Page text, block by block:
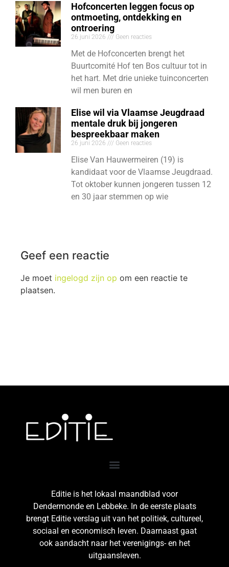
Hofconcerten leggen focus op
ontmoeting, ontdekking en
ontroering
26 juni 2026 Geen reacties
Met de Hofconcerten brengt het
Buurtcomité Hof ten Bos cultuur tot in
het hart. Met drie unieke tuinconcerten
wil men buren en
Elise wil via Vlaamse Jeugdraad
mentale druk bij jongeren
bespreekbaar maken
26 juni 2026 Geen reacties
Elise Van Hauwermeiren (19) is
kandidaat voor de Vlaamse Jeugdraad.
Tot oktober kunnen jongeren tussen 12
en 30 jaar stemmen op wie
Geef een reactie
Je moet ingelogd zijn op om een reactie te
plaatsen.
Editie is het lokaal maandblad voor
Dendermonde en Lebbeke. In de eerste plaats
brengt Editie verslag uit van het politiek, cultureel,
sociaal en economisch leven. Daarnaast gaat
ook aandacht naar het verenigings- en het
uitgaansleven.